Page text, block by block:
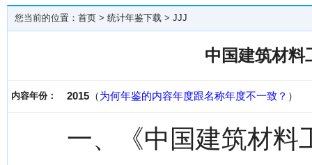
您当前的位置： 首页 > 统计年鉴下载 > JJJ
中国建筑材料
内容年份： 2015 （为何年鉴的内容年度跟名称年度不一致？ ）
一、《中国建筑材料